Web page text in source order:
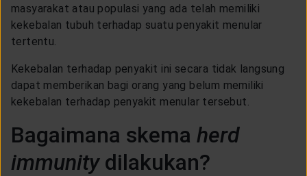
masyarakat atau populasi yang ada telah memiliki
kekebalan tubuh terhadap suatu penyakit menular
tertentu.
Kekebalan terhadap penyakit ini secara tidak langsung
dapat memberikan bagi orang yang belum memiliki
kekebalan terhadap penyakit menular tersebut.
Bagaimana skema herd
immunitydilakukan?